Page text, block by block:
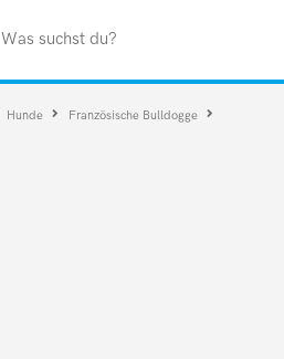
Was suchst du?
Hunde Französische Bulldogge